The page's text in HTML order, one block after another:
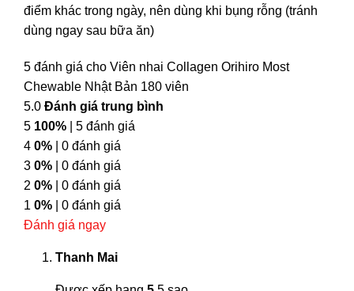
điểm khác trong ngày, nên dùng khi bụng rỗng (tránh
dùng ngay sau bữa ăn)
5 đánh giá cho Viên nhai Collagen Orihiro Most
Chewable Nhật Bản 180 viên
5.0 Đánh giá trung bình
5 100% | 5 đánh giá
4 0% | 0 đánh giá
3 0% | 0 đánh giá
2 0% | 0 đánh giá
1 0% | 0 đánh giá
Đánh giá ngay
Thanh Mai